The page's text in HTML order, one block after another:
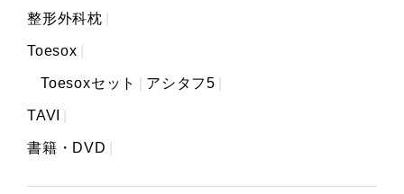
整形外科枕
Toesox
Toesoxセット アシタフ5
TAVI
書籍・DVD